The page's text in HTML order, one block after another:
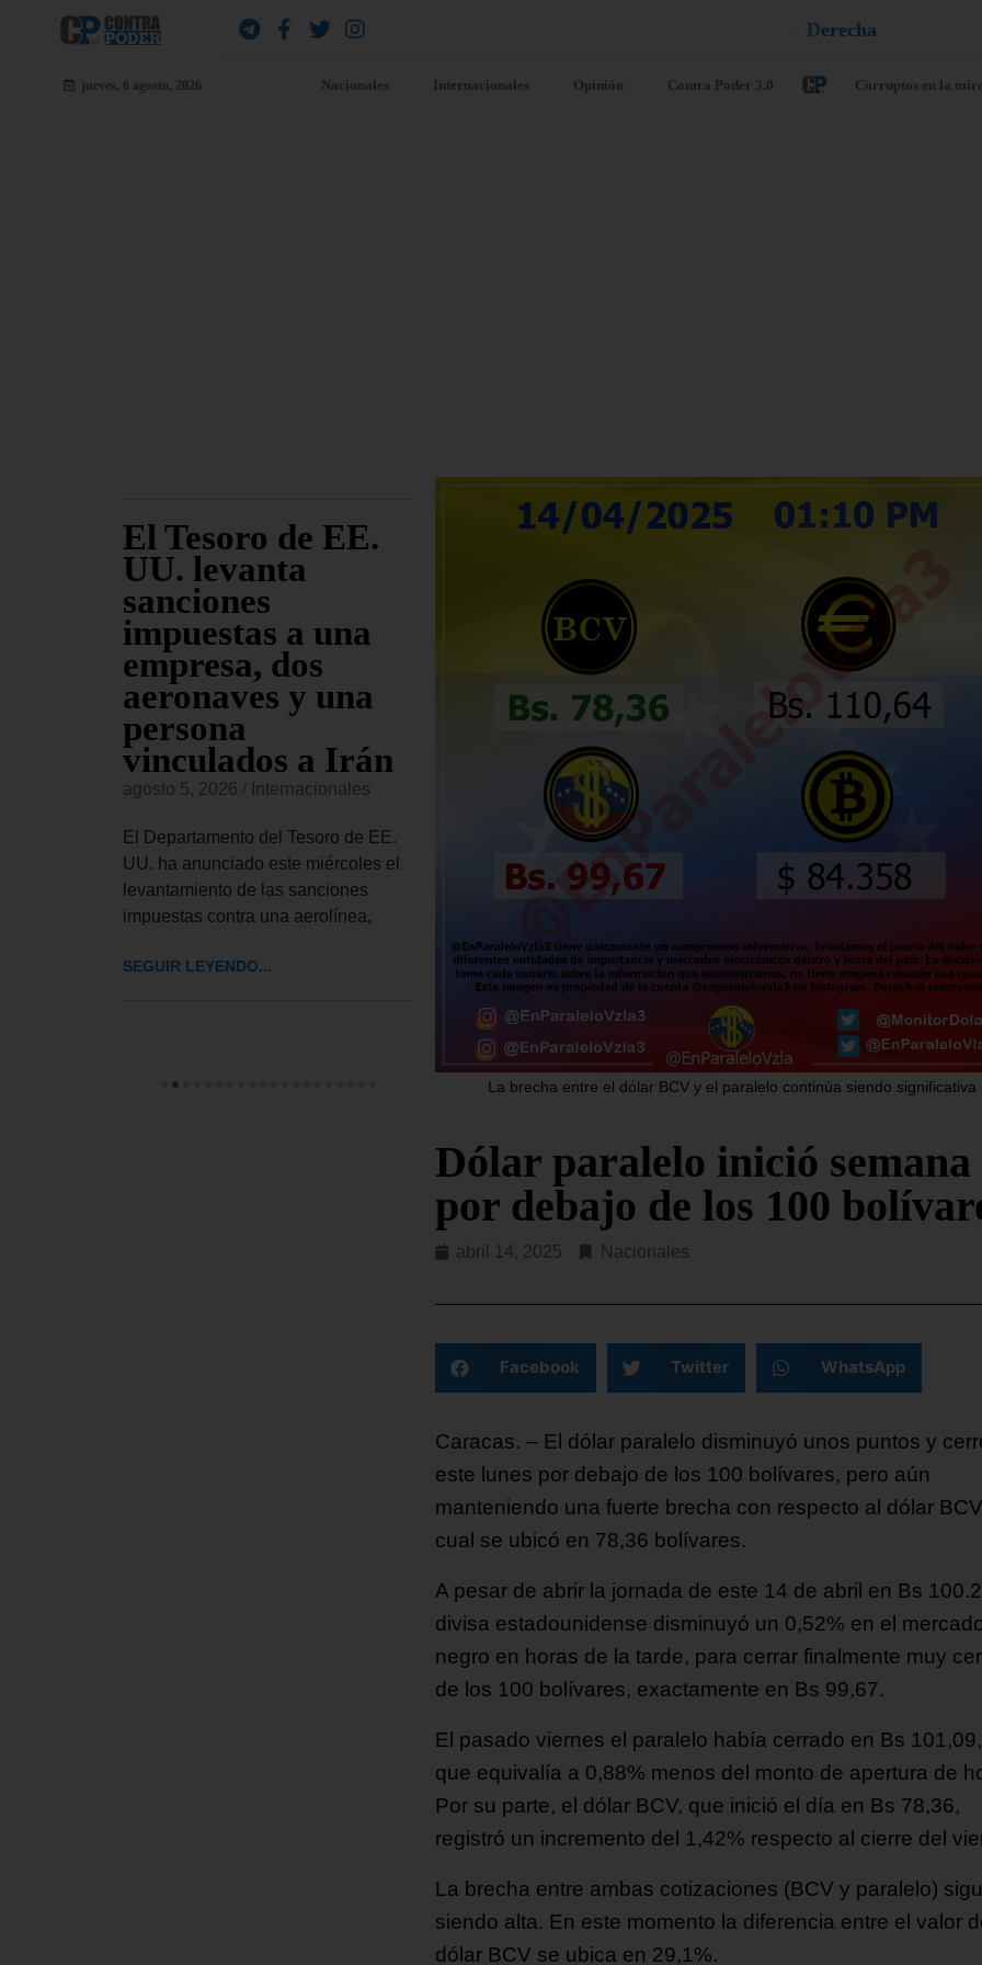
jueves, 6 agosto, 2026 Nacionales Internacionales Opinión Contra Poder 3.0 Corruptos en la
El Tesoro de EE.
UU. levanta
sanciones
impuestas a una
empresa, dos
aeronaves y una
persona
vinculados a Irán
agosto 5, 2026 Internacionales
El Departamento del Tesoro de EE.
UU. ha anunciado este miércoles el
levantamiento de las sanciones
impuestas contra una aerolínea,
SEGUIR LEYENDO...
EE. UU. crea una
fuerza operativa
con 18 países de
América para
reforzar la lucha
contra el crimen
organizado
agosto 5, 2026 / Internacionales
El Mando Sur del Ejército de
Estados Unidos (SOUTHCOM, en
llamada Fuerza Operativa Conjunta
Gobernador
ilegítimo de
Vargas revela
hay 1.579
los terremotos
agosto 5, 2026
Caracas. – El ilegítimo
chavista del estado
este martes que en ese
La brecha entre el dólar BCV y el paralelo continúa siendo significativa
Dólar paralelo inició semana
por debajo de los 100
abril 14, 2025 Nacionales
Facebook Twitter WhatsApp
Caracas. – El dólar paralelo disminuyó unos puntos y
este lunes por debajo de los 100 bolívares, pero aún
manteniendo una fuerte brecha con respecto al dólar
cual se ubicó en 78,36 bolívares.
A pesar de abrir la jornada de este 14 de abril en Bs
divisa estadounidense disminuyó un 0,52% en el
negro en horas de la tarde, para cerrar finalmente muy
de los 100 bolívares, exactamente en Bs 99,67.
El pasado viernes el paralelo había cerrado en Bs
que equivalía a 0,88% menos del monto de apertura de
Por su parte, el dólar BCV, que inició el día en Bs 78,36,
registró un incremento del 1,42% respecto al cierre del
La brecha entre ambas cotizaciones (BCV y paralelo)
siendo alta. En este momento la diferencia entre el valor
dólar BCV se ubica en 29,1%.